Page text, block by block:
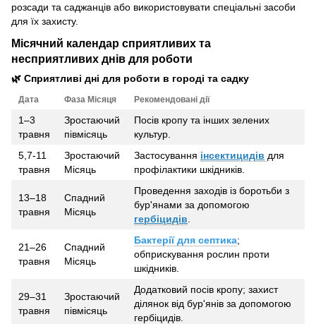
розсади та саджанців або використовувати спеціальні засоби
для їх захисту.
Місячний календар сприятливих та
несприятливих днів для роботи
🌿 Сприятливі дні для роботи в городі та садку
Дата Фаза Місяця Рекомендовані дії
1–3
травня
Зростаючий
півмісяць
Посів кропу та інших зелених
культур.
5,7-11
травня
Зростаючий
Місяць
Застосування інсектицидів для
профілактики шкідників.
13–18
травня
Спадний
Місяць
Проведення заходів із боротьби з
бур'янами за допомогою
гербіцидів
21–26
травня
Спадний
Місяць
Бактерії для септика;
обприскування рослин проти
шкідників.
29–31
травня
Зростаючий
півмісяць
Додатковий посів кропу; захист
ділянок від бур'янів за допомогою
гербіцидів.